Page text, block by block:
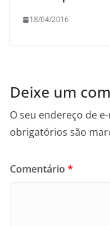
18/04/2016
Deixe um
O seu endereço de
obrigatórios são
Comentário *